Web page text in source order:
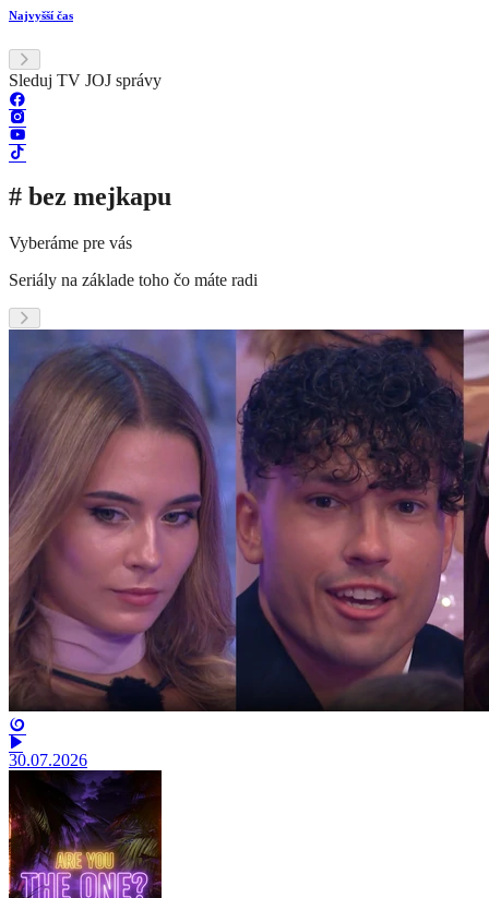
Najvyšší čas
Sleduj TV JOJ správy
# bez mejkapu
Vyberáme pre vás
Seriály na základe toho čo máte radi
30.07.2026